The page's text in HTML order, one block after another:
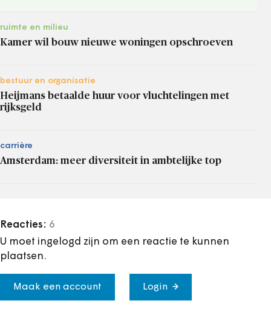
ruimte en milieu
Kamer wil bouw nieuwe woningen opschroeven
bestuur en organisatie
Heijmans betaalde huur voor vluchtelingen met
rijksgeld
carrière
Amsterdam: meer diversiteit in ambtelijke top
Reacties: 6
U moet ingelogd zijn om een reactie te kunnen
plaatsen.
Maak een account Login